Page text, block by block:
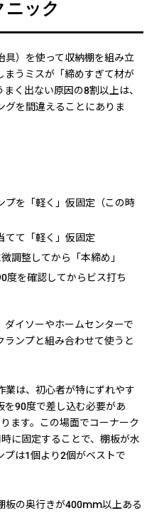
ニック
具）を使って収納棚を組み立
まうミスが「締めすぎて材が
く出ない原因の8割以上は、
グを間違えることにありま
プを「軽く」仮固定（この時
てて「軽く」仮固定
調整してから「本締め」
度を確認してからビス打ち
イソーやホームセンターで
ンプと組み合わせて使うと
業は、初心者が特にずれやす
を90度で差し込む必要があ
ます。この場面でコーナーク
に固定することで、棚板が水
プは1個より2個がベストで
板の奥行きが400mm以上ある